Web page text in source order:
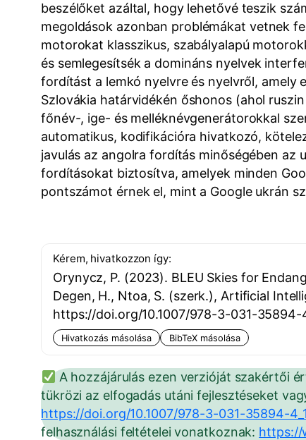
beszélőket azáltal, hogy lehetővé teszik
megoldások azonban problémákat vetnek
motorokat klasszikus, szabályalapú
és semlegesítsék a domináns nyelvek
fordítást a lemkó nyelvre és nyelvről, amely
Szlovákia határvidékén őshonos (ahol
főnév-, ige- és melléknévgenerátorokkal
automatikus, kodifikációra hivatkozó,
javulás az angolra fordítás minőségében az
fordításokat biztosítva, amelyek minden
pontszámot érnek el, mint a Google ukrán
Kérem, hivatkozzon így:
Orynycz, P. (2023). BLEU Skies for
Degen, H., Ntoa, S. (szerk.), Artificial
https://doi.org/10.1007/978-3-031-35894-
Hivatkozás másolása BibTeX másolása
A hozzájárulás ezen verzióját szakértői
tükrözi az elfogadás utáni fejlesztéseket
https://doi.org/10.1007/978-3-031-35894-
felhasználási feltételei vonatkoznak: https://